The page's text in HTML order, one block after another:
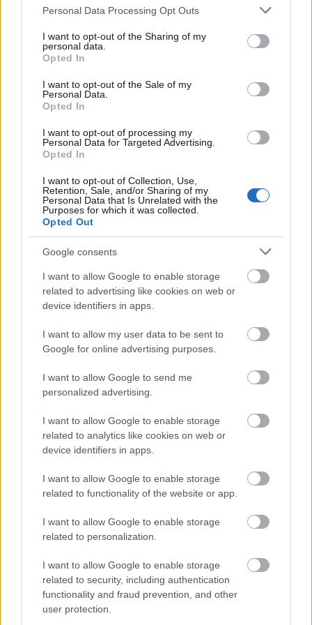
Please note that this website/app uses one or more Google
not limited to your visit or usage behaviour. You may click to
grant or deny consent to Google and its third-party tags to
use your data for below specified purposes in below Google
consent section.
Personal Data Processing Opt Outs
I want to opt-out of the Sharing of my
personal data.
Opted In
I want to opt-out of the Sale of my
Personal Data.
Opted In
I want to opt-out of processing my
Personal Data for Targeted Advertising.
Opted In
I want to opt-out of Collection, Use,
Retention, Sale, and/or Sharing of my
Personal Data that Is Unrelated with the
Purposes for which it was collected.
Opted Out
Google consents
I want to allow Google to enable storage
related to advertising like cookies on web or
device identifiers in apps.
I want to allow my user data to be sent to
Google for online advertising purposes.
I want to allow Google to send me
personalized advertising.
I want to allow Google to enable storage
related to analytics like cookies on web or
device identifiers in apps.
I want to allow Google to enable storage
related to functionality of the website or app.
I want to allow Google to enable storage
related to personalization.
I want to allow Google to enable storage
related to security, including authentication
functionality and fraud prevention, and other
user protection.
ΑΣΕΠ: Πιστοποίηση Αγγλικών σε
μόνο 2 ημέρες στα χέρια σας
ΑΣΕΠ: Εξ αποστάσεως η πιο Εύκολη
μέρες
Μάθε πρώτος όλες τις σημαντικές
ειδήσεις.
Βάλε το proson.gr στα αποτελέσματα
αναζήτησης της Google
Δημοφιλείς Ειδήσεις